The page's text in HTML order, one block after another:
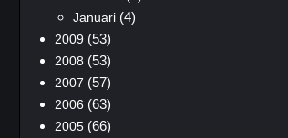
Januari(4)
2009 (53)
2008 (53)
2007 (57)
2006 (63)
2005(66)